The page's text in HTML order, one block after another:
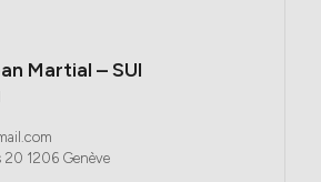
Martial – SUI
20 1206 Genève